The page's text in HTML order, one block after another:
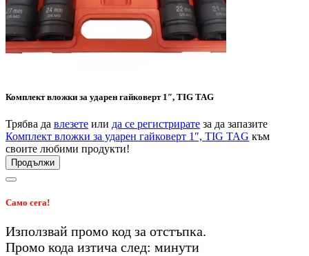
Комплект вложки за ударен гайковерт 1″, TIG TAG
Трябва да влезете или да се регистрирате за да запазите
Комплект вложки за ударен гайковерт 1″, TIG TAG към
своите любими продукти!
Продължи
Само сега!
Използвай промо код за отстъпка.
Промо кода изтича след: минути